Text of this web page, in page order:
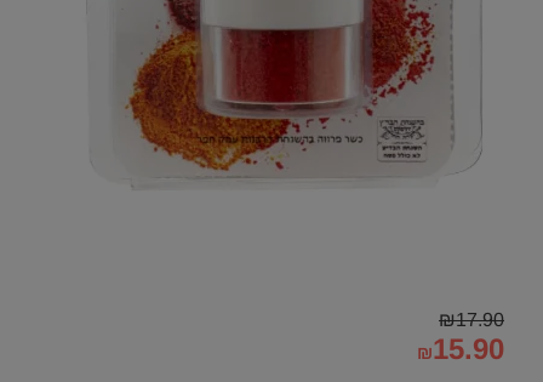
₪17.90
₪15.90